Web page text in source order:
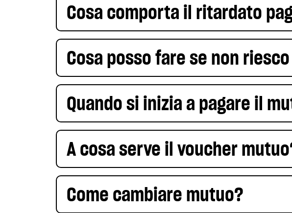
Cosa comporta il ritardato
Cosa posso fare se non
Quando si inizia a pagare il
A cosa serve il voucher
Come cambiare mutuo?